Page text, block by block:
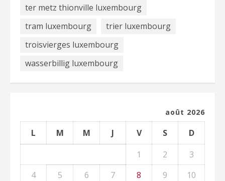
ter metz thionville luxembourg
tram luxembourg
trier luxembourg
troisvierges luxembourg
wasserbillig luxembourg
août 2026
L M M J V S
D
1
2
3
4
5 6 7 8 9
10